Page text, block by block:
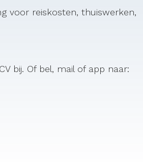
voor reiskosten, thuiswerken,
bij. Of bel, mail of app naar: